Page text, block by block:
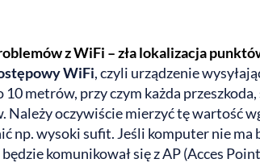
z WiFi – zła lokalizacja
WiFi, czyli urządzenie
10 metrów, przy czym każda
Należy oczywiście mierzyć tę wartość
np. wysoki sufit. Jeśli komputer nie
komunikował się z AP (Acces